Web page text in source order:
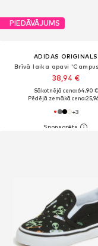
PIEDĀVĀJUMS
ADIDAS ORIGINALS
Brīvā laika apavi
38,94 €
Sākotnējā cena: 64,90 €
Pēdējā zemākā cena:
+3